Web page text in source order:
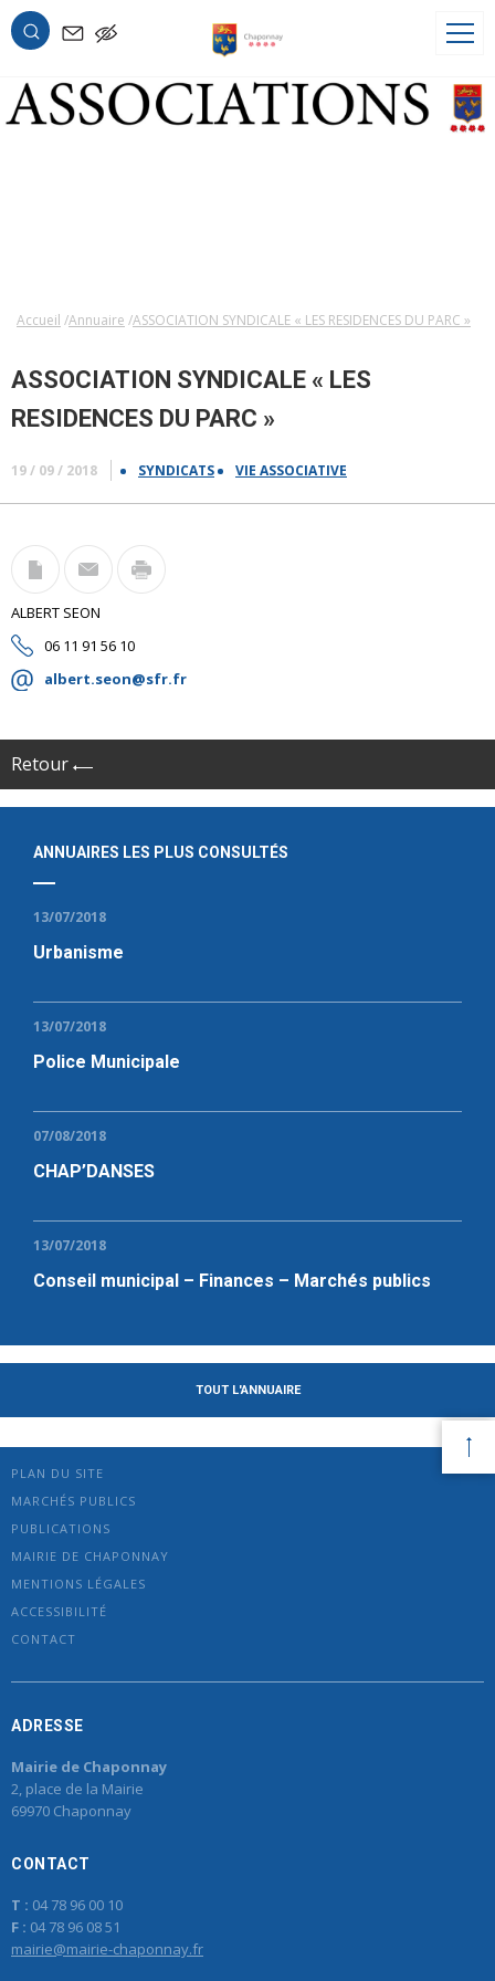
OK
Accueil Annuaire ASSOCIATION SYNDICALE « LES RESIDENCES DU PARC »
ASSOCIATION SYNDICALE « LES
RESIDENCES DU PARC »
19 / 09 / 2018 SYNDICATS VIE ASSOCIATIVE
ALBERT SEON
06 11 91 56 10
albert.seon@sfr.fr
Retour
ANNUAIRES LES PLUS CONSULTÉS
13/07/2018
Urbanisme
13/07/2018
Police Municipale
07/08/2018
CHAP’DANSES
13/07/2018
Conseil municipal – Finances – Marchés publics
TOUT L'ANNUAIRE
PLAN DU SITE
MARCHÉS PUBLICS
PUBLICATIONS
MAIRIE DE CHAPONNAY
MENTIONS LÉGALES
ACCESSIBILITÉ
CONTACT
ADRESSE
Mairie de Chaponnay
2, place de la Mairie
69970 Chaponnay
CONTACT
T : 04 78 96 00 10
F : 04 78 96 08 51
mairie@mairie-chaponnay.fr